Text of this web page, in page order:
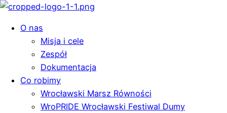
O nas
Misja i cele
Zespół
Dokumentacja
Co robimy
Wrocławski Marsz Równości
WroPRIDE Wrocławski Festiwal Dumy